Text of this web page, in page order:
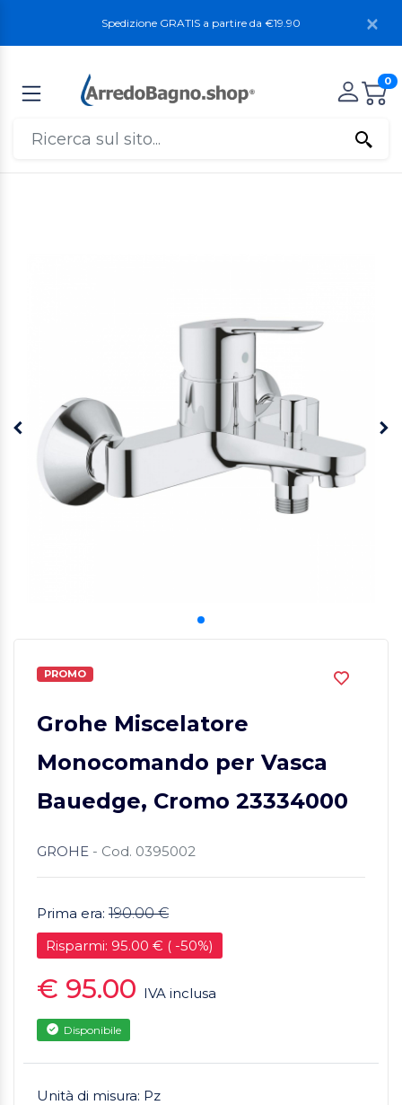
Spedizione GRATIS a partire da €19.90
0
PROMO
Grohe Miscelatore
Monocomando per Vasca
Bauedge, Cromo 23334000
GROHE - Cod. 0395002
Prima era: 190.00 €
Risparmi: 95.00 € ( -50%)
€ 95.00 IVA inclusa
Disponibile
Unità di misura: Pz